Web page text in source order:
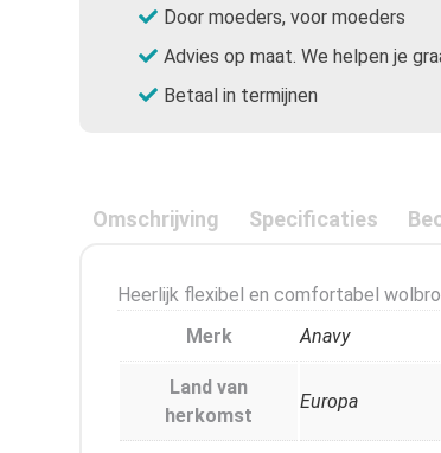
Door moeders, voor moeders
Advies op maat. We helpen je
Betaal in termijnen
Omschrijving Specificaties
Heerlijk flexibel en comfortabel
Merk
Anavy
Land van
herkomst
Europa